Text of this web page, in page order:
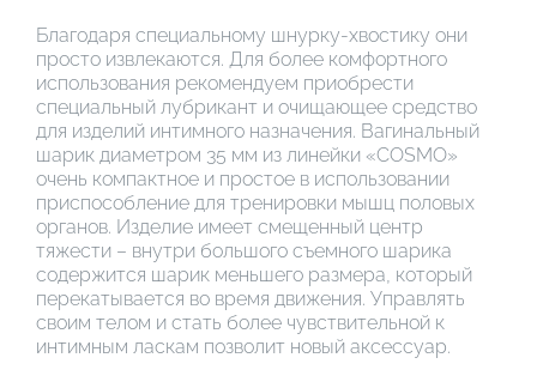
Благодаря специальному шнурку-хвостику они
просто извлекаются. Для более комфортного
использования рекомендуем приобрести
специальный лубрикант и очищающее средство
для изделий интимного назначения. Вагинальный
шарик диаметром 35 мм из линейки «COSMO»
очень компактное и простое в использовании
приспособление для тренировки мышц половых
органов. Изделие имеет смещенный центр
тяжести – внутри большого съемного шарика
содержится шарик меньшего размера, который
перекатывается во время движения. Управлять
своим телом и стать более чувствительной к
интимным ласкам позволит новый аксессуар.